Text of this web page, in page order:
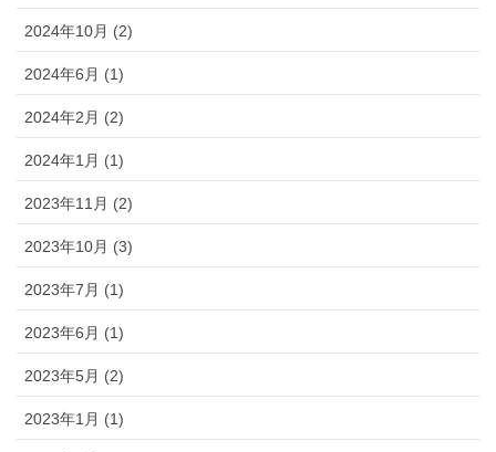
2024年10月 (2)
2024年6月 (1)
2024年2月 (2)
2024年1月 (1)
2023年11月 (2)
2023年10月 (3)
2023年7月 (1)
2023年6月 (1)
2023年5月 (2)
2023年1月 (1)